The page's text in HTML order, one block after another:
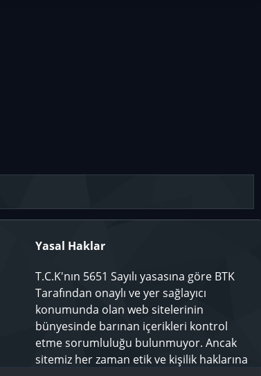
Yasal Haklar
T.C.K'nın 5651 Sayılı yasasına göre BTK
Tarafından onaylı ve yer sağlayıcı
konumunda olan web sitelerinin
bünyesinde barınan içerikleri kontrol
etme sorumluluğu bulunmuyor. Ancak
sitemiz her zaman etik ve kişilik haklarına